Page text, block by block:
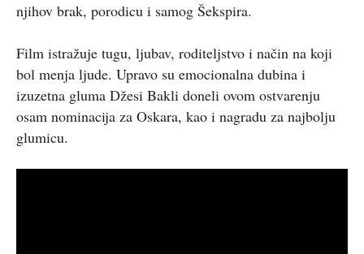
njihov brak, porodicu i samog Šekspira.
Film istražuje tugu, ljubav, roditeljstvo i način na koji
bol menja ljude. Upravo su emocionalna dubina i
izuzetna gluma Džesi Bakli doneli ovom ostvarenju
osam nominacija za Oskara, kao i nagradu za najbolju
glumicu.